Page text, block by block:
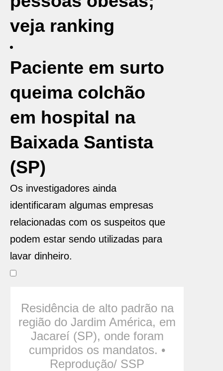
veja ranking
Paciente em surto
queima colchão
em hospital na
Baixada Santista
(SP)
Os investigadores ainda
identificaram algumas empresas
relacionadas com os suspeitos que
podem estar sendo utilizadas para
lavar dinheiro.
Residência de alto padrão na
região do Jardim América, em
Jacareí (SP), onde foram
cumpridos os mandatos. •
Reprodução/ SSP